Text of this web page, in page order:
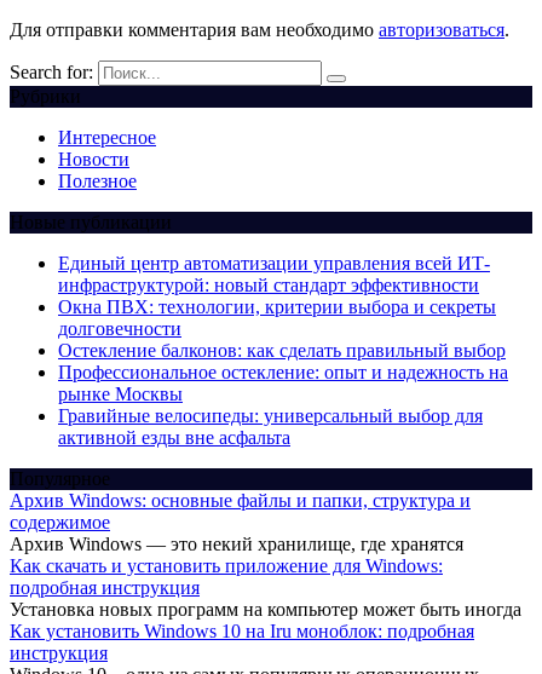
Для отправки комментария вам необходимо авторизоваться.
Search for:
Рубрики
Интересное
Новости
Полезное
Новые публикации
Единый центр автоматизации управления всей ИТ-
инфраструктурой: новый стандарт эффективности
Окна ПВХ: технологии, критерии выбора и секреты
долговечности
Остекление балконов: как сделать правильный выбор
Профессиональное остекление: опыт и надежность на
рынке Москвы
Гравийные велосипеды: универсальный выбор для
активной езды вне асфальта
Популярное
Архив Windows: основные файлы и папки, структура и
содержимое
Архив Windows — это некий хранилище, где хранятся
Как скачать и установить приложение для Windows:
подробная инструкция
Установка новых программ на компьютер может быть иногда
Как установить Windows 10 на Iru моноблок: подробная
инструкция